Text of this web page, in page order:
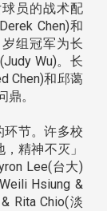
员的战术配
Chen)和
组冠军为长
Wu)。长
Chen)和邱蔼
。
节。许多校
精神不灭」
Lee(台大)
Hsiung &
Rita Chio(淡